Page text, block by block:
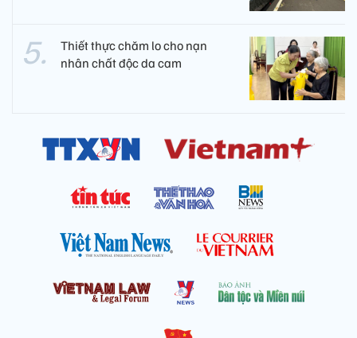
Thiết thực chăm lo cho nạn
nhân chất độc da cam